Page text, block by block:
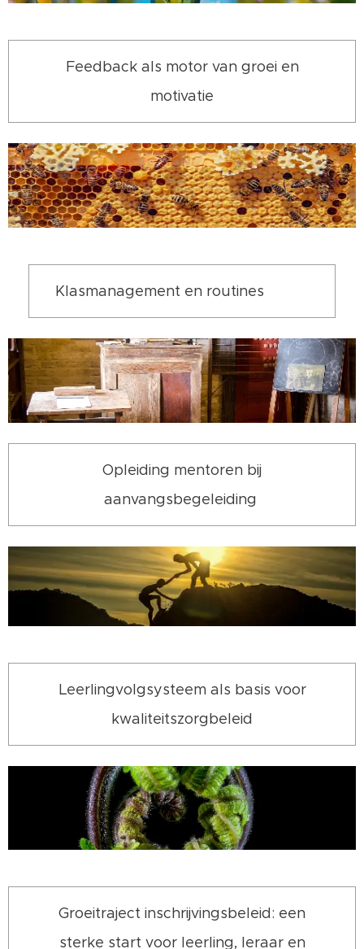
Feedback als motor van groei en
motivatie
Klasmanagement en routines
Opleiding mentoren bij
aanvangsbegeleiding
Leerlingvolgsysteem als basis voor
kwaliteitszorgbeleid
Groeitraject inschrijvingsbeleid: een
sterke start voor leerling, leraar en